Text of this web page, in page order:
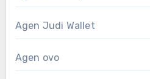
Agen Judi Wallet
Agen ovo